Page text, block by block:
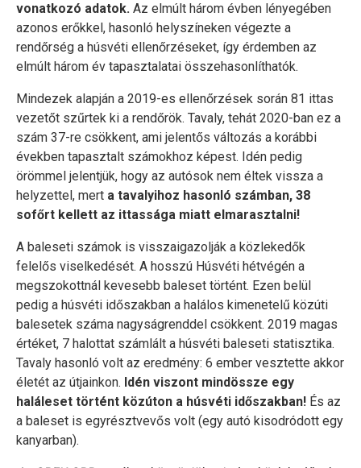
vonatkozó adatok. Az elmúlt három évben lényegében
azonos erőkkel, hasonló helyszíneken végezte a
rendőrség a húsvéti ellenőrzéseket, így érdemben az
elmúlt három év tapasztalatai összehasonlíthatók.
Mindezek alapján a 2019-es ellenőrzések során 81 ittas
vezetőt szűrtek ki a rendőrök. Tavaly, tehát 2020-ban ez a
szám 37-re csökkent, ami jelentős változás a korábbi
években tapasztalt számokhoz képest. Idén pedig
örömmel jelentjük, hogy az autósok nem éltek vissza a
helyzettel, mert a tavalyihoz hasonló számban, 38
sofőrt kellett az ittassága miatt elmarasztalni!
A baleseti számok is visszaigazolják a közlekedők
felelős viselkedését. A hosszú Húsvéti hétvégén a
megszokottnál kevesebb baleset történt. Ezen belül
pedig a húsvéti időszakban a halálos kimenetelű közúti
balesetek száma nagyságrenddel csökkent. 2019 magas
értéket, 7 halottat számlált a húsvéti baleseti statisztika.
Tavaly hasonló volt az eredmény: 6 ember vesztette akkor
életét az útjainkon. Idén viszont mindössze egy
haláleset történt közúton a húsvéti időszakban! És az
a baleset is egyrésztvevős volt (egy autó kisodródott egy
kanyarban).